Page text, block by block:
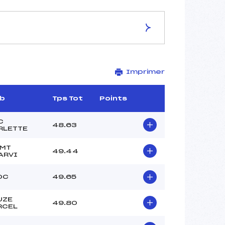
–
1990
Imprimer
Tps Tot Points
48.63
49.44
49.65
49.80